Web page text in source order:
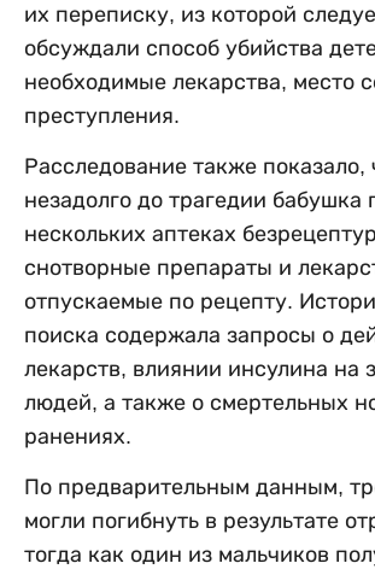
их переписку, из которой
обсуждали способ убийства
необходимые лекарства, место
преступления.
Расследование также показало,
незадолго до трагедии бабушка
нескольких аптеках
снотворные препараты и
отпускаемые по рецепту.
поиска содержала запросы о
лекарств, влиянии инсулина на
людей, а также о смертельных
ранениях.
По предварительным данным,
могли погибнуть в результате
тогда как один из мальчиков